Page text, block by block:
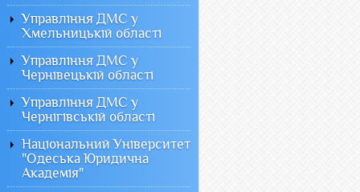
Управління ДМС у
Хмельницькій області
Управління ДМС у
Чернівецькій області
Управління ДМС у
Чернігівській області
Національний Університет
"Одеська Юридична
Академія"